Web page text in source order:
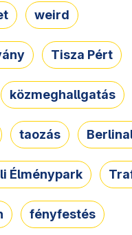
weird
Tisza Pért
közmeghallgatás
taozás
Élménypark
fényfestés